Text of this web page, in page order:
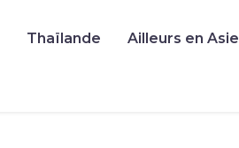
Thaïlande Ailleurs en Asie